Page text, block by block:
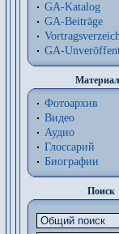
GA-Katalog
GA-Beiträge
GA-
Фотоархив
Видео
Аудио
Глоссарий
Биографии
Поиск